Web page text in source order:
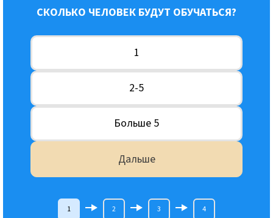
СКОЛЬКО ЧЕЛОВЕК БУДУТ ОБУЧАТЬСЯ?
1
2-5
Больше 5
Дальше
1 2 3 4